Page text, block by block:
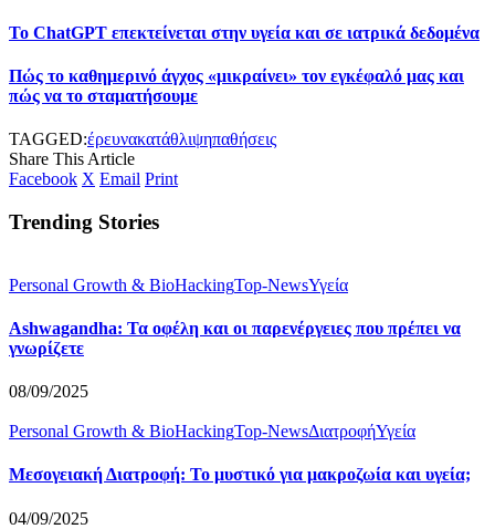
Το ChatGPT επεκτείνεται στην υγεία και σε ιατρικά δεδομένα
Πώς το καθημερινό άγχος «μικραίνει» τον εγκέφαλό μας και
πώς να το σταματήσουμε
TAGGED:έρευνακατάθλιψηπαθήσεις
Share This Article
Facebook X Email Print
Trending Stories
Personal Growth & BioHackingTop-NewsΥγεία
Ashwagandha: Τα οφέλη και οι παρενέργειες που πρέπει να
γνωρίζετε
08/09/2025
Personal Growth & BioHackingTop-NewsΔιατροφήΥγεία
Μεσογειακή Διατροφή: Το μυστικό για μακροζωία και υγεία;
04/09/2025